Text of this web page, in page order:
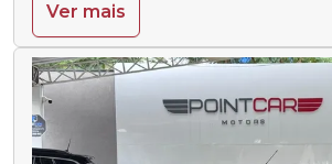
Ver mais